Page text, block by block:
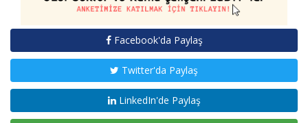
Facebook'da Paylaş
Twitter'da Paylaş
LinkedIn'de Paylaş